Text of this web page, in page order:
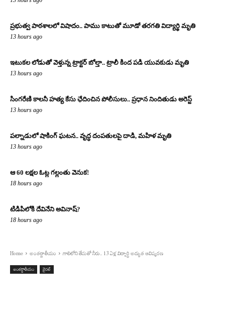
ప్రభుత్వ పాఠశాలలో విషాదం.. పాము కాటుతో మూడో తరగతి విద్యార్థి మృతి
13 hours ago
ఇటుకల లోడుతో వెళ్తున్న ట్రాక్టర్ బోల్తా.. ట్రాలీ కింద పడి యువకుడు మృతి
13 hours ago
సింగరేణి కాలనీ హత్య కేసు ఛేదించిన పోలీసులు.. ప్రధాన నిందితుడు అరెస్ట్
13 hours ago
పల్నాడులో షాకింగ్ ఘటన.. వృద్ధ దంపతులపై దాడి, మహిళ మృతి
13 hours ago
ఆ 60 లక్షల ఓట్ల గల్లంతు వెనుక!
18 hours ago
టిడిపిలోకి దేవినేని అవినాష్?
18 hours ago